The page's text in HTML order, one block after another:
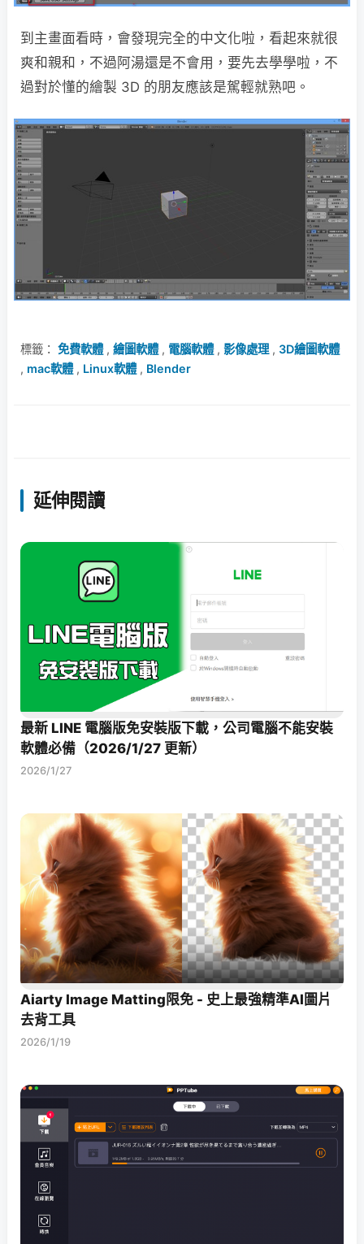
到主畫面看時，會發現完全的中文化啦，看起來就很
爽和親和，不過阿湯還是不會用，要先去學學啦，不
過對於懂的繪製 3D 的朋友應該是駕輕就熟吧。
標籤： 免費軟體, 繪圖軟體, 電腦軟體, 影像處理 , 3D繪圖軟體
, mac軟體, Linux軟體, Blender
延伸閱讀
最新 LINE 電腦版免安裝版下載，公司電腦不能安裝
軟體必備（2026/1/27 更新）
2026/1/27
Aiarty Image Matting限免 - 史上最強精準AI圖片
去背工具
2026/1/19